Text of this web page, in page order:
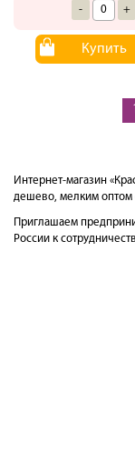
- +
Купить
Интернет-магазин
дешево, мелким оптом
Приглашаем
России к